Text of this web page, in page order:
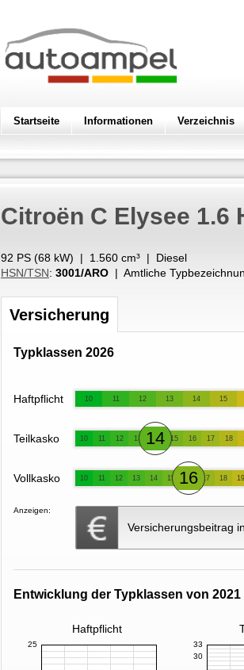
Startseite Informationen Verzeichnis
Citroën C Elysee 1.6
92 PS (68 kW) | 1.560 cm³ | Diesel
HSN/TSN: 3001/ARO | Amtliche
Versicherung
Typklassen 2026
Haftpflicht 10 11 12 13 14 15
Teilkasko 10 11 12 13 14 15 16 17 18
Vollkasko 10 11 12 13 14 15 16 17 18 19
Anzeigen:
Versicherungsbeitrag
Entwicklung der Typklassen von 2021
Haftpflicht
25
30
33